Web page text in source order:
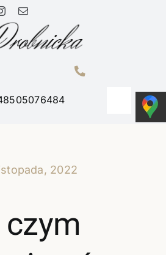
Toggle
2022
czym